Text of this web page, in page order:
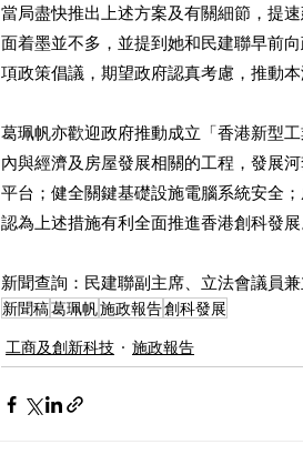
當局盡快推出上述方案及有關細節，提
面着墨並不多，並提到她和民建聯早前
項政策倡議，期望政府認真考慮，推動
葛珮帆亦歡迎政府推動成立「香港新型
內與經濟及房屋發展相關的工程，發展
平台；健全關鍵基礎設施電腦系統安全
認為上述措施有利全面推進香港創科發展
新聞查詢：民建聯副主席、立法會議員
新聞稿葛珮帆施政報告創科發展
工商及創新科技
施政報告